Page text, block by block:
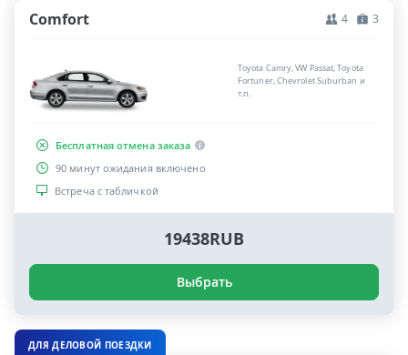
Comfort 4 3
Toyota Camry, VW Passat, Toyota
Fortuner, Chevrolet Suburban и
т.п.
Бесплатная отмена заказа
90 минут ожидания включено
Встреча с табличкой
19438RUB
Выбрать
ДЛЯ ДЕЛОВОЙ ПОЕЗДКИ